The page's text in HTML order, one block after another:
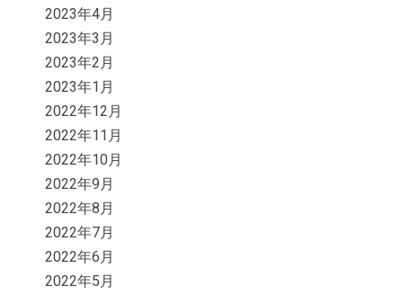
2023年4月
2023年3月
2023年2月
2023年1月
2022年12月
2022年11月
2022年10月
2022年9月
2022年8月
2022年7月
2022年6月
2022年5月